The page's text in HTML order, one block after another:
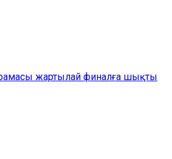
жартылай финалға шықты